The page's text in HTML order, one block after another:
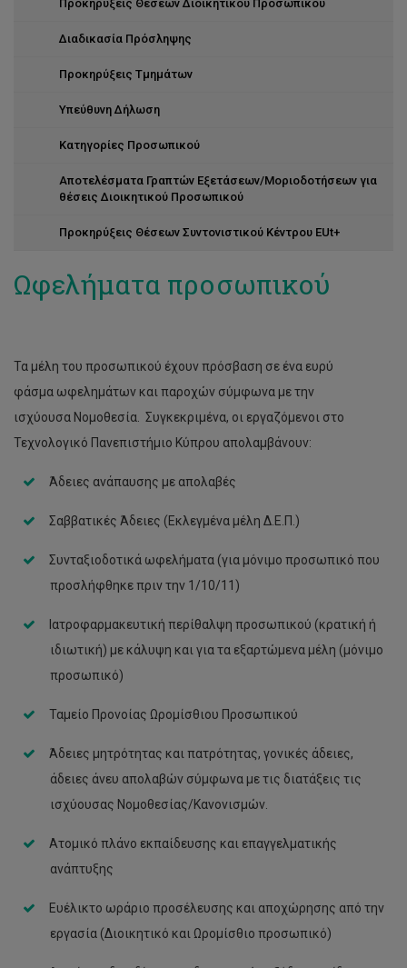
Προκηρύξεις Θέσεων Διοικητικού Προσωπικού
Διαδικασία Πρόσληψης
Προκηρύξεις Τμημάτων
Υπεύθυνη Δήλωση
Κατηγορίες Προσωπικού
Αποτελέσματα Γραπτών Εξετάσεων/Μοριοδοτήσεων για
θέσεις Διοικητικού Προσωπικού
Προκηρύξεις Θέσεων Συντονιστικού Κέντρου EUt+
Ωφελήματα προσωπικού
Τα μέλη του προσωπικού έχουν πρόσβαση σε ένα ευρύ
φάσμα ωφελημάτων και παροχών σύμφωνα με την
ισχύουσα Νομοθεσία. Συγκεκριμένα, οι εργαζόμενοι στο
Τεχνολογικό Πανεπιστήμιο Κύπρου απολαμβάνουν:
Άδειες ανάπαυσης με απολαβές
Σαββατικές Άδειες (Εκλεγμένα μέλη Δ.Ε.Π.)
Συνταξιοδοτικά ωφελήματα (για μόνιμο προσωπικό που
προσλήφθηκε πριν την 1/10/11)
Ιατροφαρμακευτική περίθαλψη προσωπικού (κρατική ή
ιδιωτική) με κάλυψη και για τα εξαρτώμενα μέλη (μόνιμο
προσωπικό)
Ταμείο Προνοίας Ωρομίσθιου Προσωπικού
Άδειες μητρότητας και πατρότητας, γονικές άδειες,
άδειες άνευ απολαβών σύμφωνα με τις διατάξεις τις
ισχύουσας Νομοθεσίας/Κανονισμών.
Ατομικό πλάνο εκπαίδευσης και επαγγελματικής
ανάπτυξης
Ευέλικτο ωράριο προσέλευσης και αποχώρησης από την
εργασία (Διοικητικό και Ωρομίσθιο προσωπικό)